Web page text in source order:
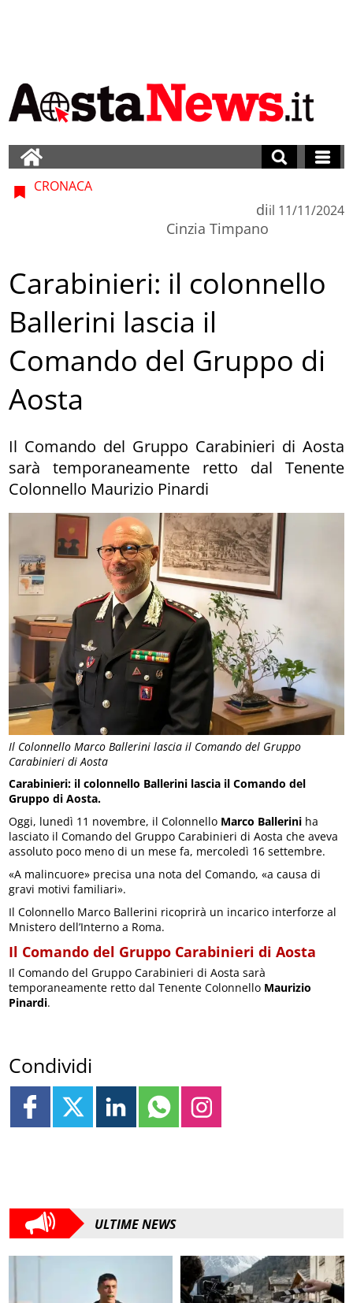
Il Colonnello Marco Ballerini lascia il Comando del Gruppo
Carabinieri di Aosta
CRONACA
di
Cinzia Timpano
il 11/11/2024
Carabinieri: il colonnello
Ballerini lascia il
Comando del Gruppo di
Aosta
Il Comando del Gruppo Carabinieri di Aosta
sarà temporaneamente retto dal Tenente
Colonnello Maurizio Pinardi
Carabinieri: il colonnello Ballerini lascia il Comando del
Gruppo di Aosta.
Oggi, lunedì 11 novembre, il Colonnello Marco Ballerini ha
lasciato il Comando del Gruppo Carabinieri di Aosta che aveva
assoluto poco meno di un mese fa, mercoledì 16 settembre.
«A malincuore» precisa una nota del Comando, «a causa di
gravi motivi familiari».
Il Colonnello Marco Ballerini ricoprirà un incarico interforze al
Mnistero dell’Interno a Roma.
Il Comando del Gruppo Carabinieri di Aosta
Il Comando del Gruppo Carabinieri di Aosta sarà
temporaneamente retto dal Tenente Colonnello Maurizio
Pinardi.
Condividi
ULTIME NEWS